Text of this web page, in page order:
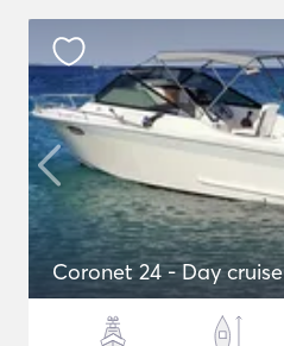
Coronet 24 - Day cruise